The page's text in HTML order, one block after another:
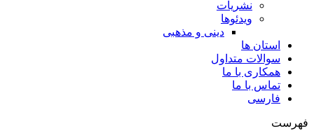
نشریات
ویدئوها
دینی و مذهبی
استان ها
سوالات متداول
همکاری با ما
تماس با ما
فارسی
فهرست